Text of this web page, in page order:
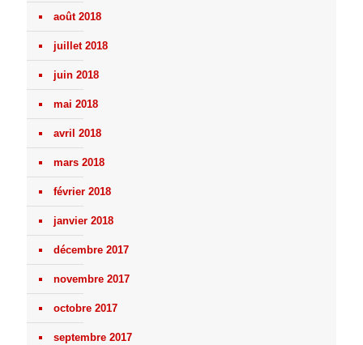
août 2018
juillet 2018
juin 2018
mai 2018
avril 2018
mars 2018
février 2018
janvier 2018
décembre 2017
novembre 2017
octobre 2017
septembre 2017